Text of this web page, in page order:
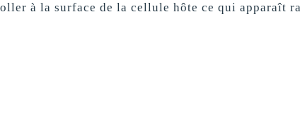
à la surface de la cellule hôte ce qui apparaît